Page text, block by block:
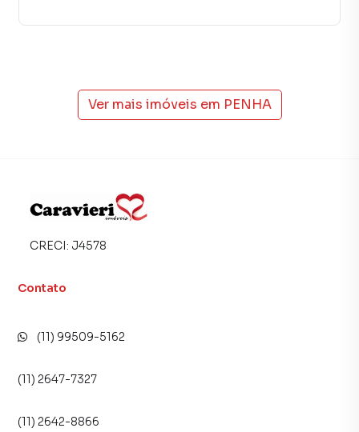
SÃO PAULO, especialmente em PENHA. Isso porque
temos uma equipe de marketing digital focada em produzir
imóvel mais rápido. Contamos também com um time de
programadores, corretores treinados e uma central de
inquilinos.
Ver mais imóveis em PENHA
CRECI: J4578
Contato
(11) 99509-5162
(11) 2647-7327
(11) 2642-8866